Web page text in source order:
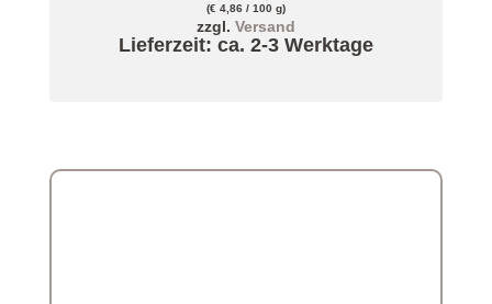
(€ 4,86/ 100 g)
zzgl. Versand
Lieferzeit: ca. 2-3 Werktage